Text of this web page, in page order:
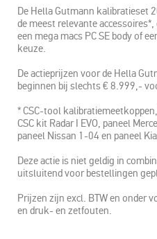
De Hella Gutmann kalibratieset
de meest relevante
een mega macs PC SE body of
keuze.
De actieprijzen voor de Hella
beginnen bij slechts € 8.999,-
* CSC-tool
CSC kit Radar I EVO, paneel
paneel Nissan 1-04 en paneel
Deze actie is niet geldig in
uitsluitend voor bestellingen
Prijzen zijn excl. BTW en onder
en druk- en zetfouten.